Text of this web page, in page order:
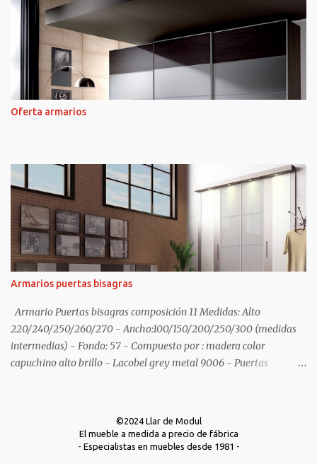
Oferta armarios
Armarios puertas bisagras
Armario Puertas bisagras composición 11 Medidas: Alto
220/240/250/260/270 - Ancho:100/150/200/250/300 (medidas
intermedias) - Fondo: 57 - Compuesto por : madera color
capuchino alto brillo - Lacobel grey metal 9006 - Puertas
distribuciones disponibles - Medidas: Alto 220/240/250/260/270
- Ancho:100/150/200/250/300 (medidas intermedias) - Fondo: 57
Armario Puertas plegables Diferentes distribuciones disponibles -
©2024 Llar de Modul
El mueble a medida a precio de fábrica
- Especialistas en muebles desde 1981 -